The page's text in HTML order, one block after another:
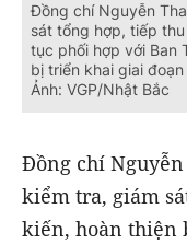
Đồng chí Nguyễn
sát tổng hợp, tiếp
tục phối hợp với Ban
bị triển khai giai
Ảnh: VGP/Nhật Bắc
Đồng chí
kiểm tra, giám
kiến, hoàn thiện